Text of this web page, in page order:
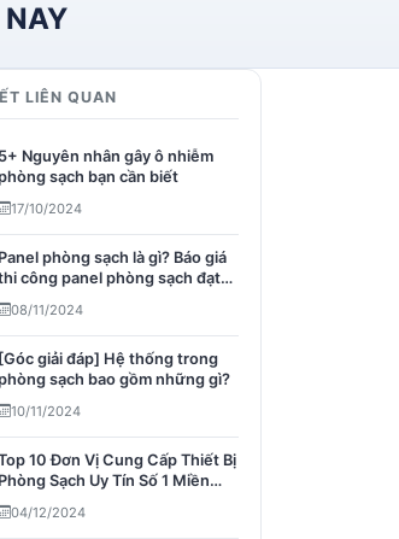
LIÊN QUAN
5+ Nguyên nhân gây ô nhiễm
sạch bạn cần biết
17/10/2024
Panel phòng sạch là gì? Báo giá
công panel phòng sạch đạt
08/11/2024
[Góc giải đáp] Hệ thống trong
sạch bao gồm những gì?
10/11/2024
10 Đơn Vị Cung Cấp Thiết Bị
Phòng Sạch Uy Tín Số 1 Miền
04/12/2024